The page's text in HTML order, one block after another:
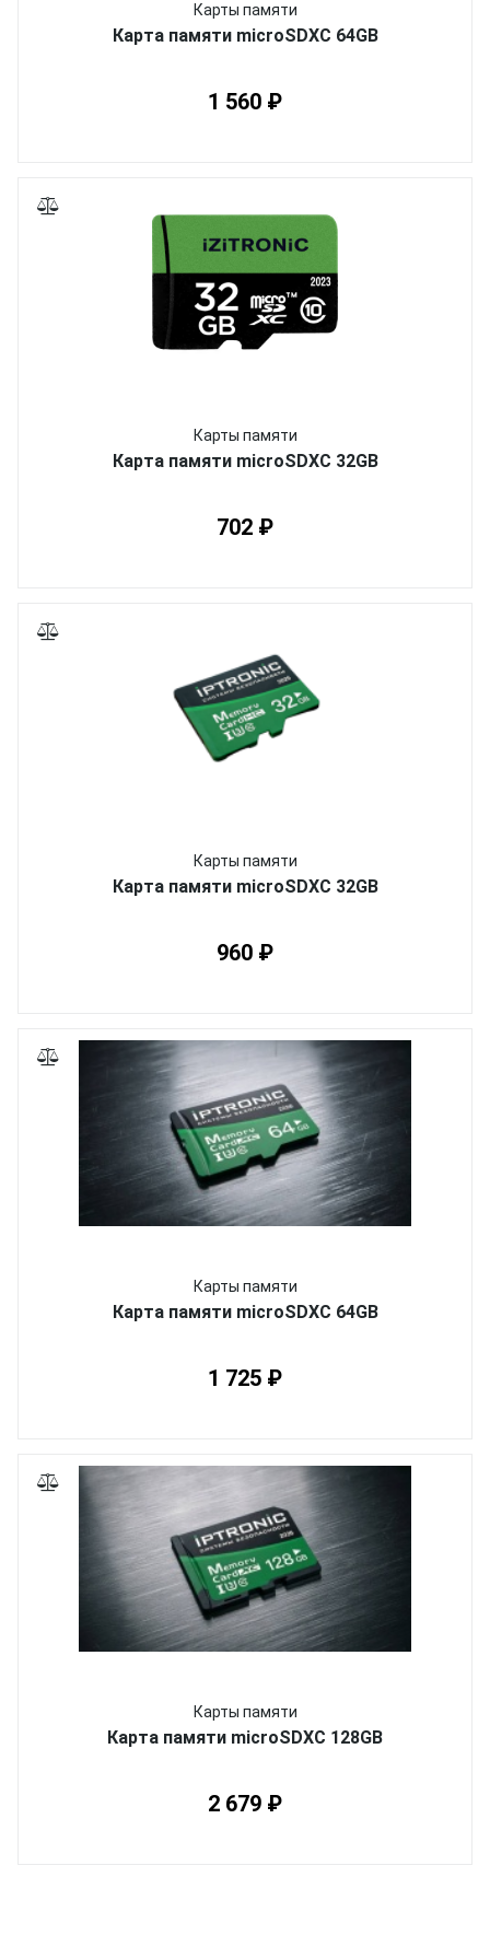
Карты памяти
Карта памяти microSDXC 64GB
1 560 ₽
Карты памяти
Карта памяти microSDXC 32GB
702 ₽
Карты памяти
Карта памяти microSDXC 32GB
960 ₽
Карты памяти
Карта памяти microSDXC 64GB
1 725 ₽
Карты памяти
Карта памяти microSDXC 128GB
2 679 ₽